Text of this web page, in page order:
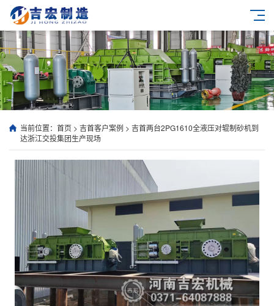
当前位置： 首页 > 吉首客户案例 > 吉首两台2PG1610全液压对辊制砂机到
达浙江交投集团生产现场